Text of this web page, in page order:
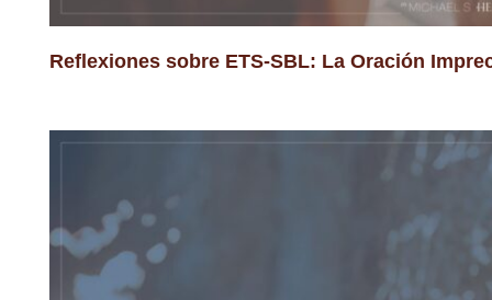
Reflexiones sobre ETS-SBL: La Oración